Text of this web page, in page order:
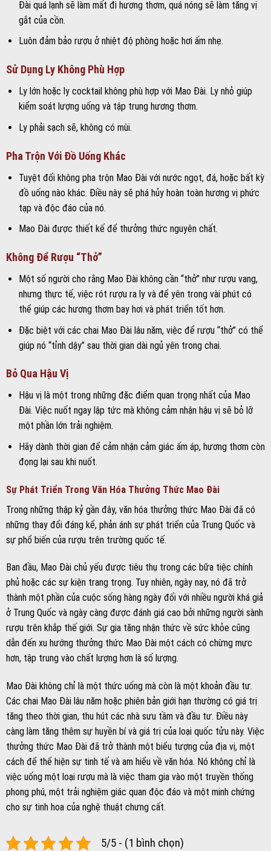
Đài quá lạnh sẽ làm mất đi hương thơm, quá nóng sẽ làm tăng vị
gắt của cồn.
Luôn đảm bảo rượu ở nhiệt độ phòng hoặc hơi ấm nhẹ.
Sử Dụng Ly Không Phù Hợp
Ly lớn hoặc ly cocktail không phù hợp với Mao Đài. Ly nhỏ giúp
kiểm soát lượng uống và tập trung hương thơm.
Ly phải sạch sẽ, không có mùi.
Pha Trộn Với Đồ Uống Khác
Tuyệt đối không pha trộn Mao Đài với nước ngọt, đá, hoặc bất kỳ
đồ uống nào khác. Điều này sẽ phá hủy hoàn toàn hương vị phức
tạp và độc đáo của nó.
Mao Đài được thiết kế để thưởng thức nguyên chất.
Không Để Rượu “Thở”
Một số người cho rằng Mao Đài không cần “thở” như rượu vang,
nhưng thực tế, việc rót rượu ra ly và để yên trong vài phút có
thể giúp các hương thơm bay hơi và phát triển tốt hơn.
Đặc biệt với các chai Mao Đài lâu năm, việc để rượu “thở” có thể
giúp nó “tỉnh dậy” sau thời gian dài ngủ yên trong chai.
Bỏ Qua Hậu Vị
Hậu vị là một trong những đặc điểm quan trọng nhất của Mao
Đài. Việc nuốt ngay lập tức mà không cảm nhận hậu vị sẽ bỏ lỡ
một phần lớn trải nghiệm.
Hãy dành thời gian để cảm nhận cảm giác ấm áp, hương thơm còn
đọng lại sau khi nuốt.
Sự Phát Triển Trong Văn Hóa Thưởng Thức Mao Đài
Trong những thập kỷ gần đây, văn hóa thưởng thức Mao Đài đã có
những thay đổi đáng kể, phản ánh sự phát triển của Trung Quốc và
sự phổ biến của rượu trên trường quốc tế.
Ban đầu, Mao Đài chủ yếu được tiêu thụ trong các bữa tiệc chính
phủ hoặc các sự kiện trang trọng. Tuy nhiên, ngày nay, nó đã trở
thành một phần của cuộc sống hàng ngày đối với nhiều người khá giả
ở Trung Quốc và ngày càng được đánh giá cao bởi những người sành
rượu trên khắp thế giới. Sự gia tăng nhận thức về sức khỏe cũng
dẫn đến xu hướng thưởng thức Mao Đài một cách có chừng mực
hơn, tập trung vào chất lượng hơn là số lượng.
Mao Đài không chỉ là một thức uống mà còn là một khoản đầu tư.
Các chai Mao Đài lâu năm hoặc phiên bản giới hạn thường có giá trị
tăng theo thời gian, thu hút các nhà sưu tầm và đầu tư. Điều này
càng làm tăng thêm sự huyền bí và giá trị của loại quốc tửu này. Việc
thưởng thức Mao Đài đã trở thành một biểu tượng của địa vị, một
cách để thể hiện sự tinh tế và am hiểu về văn hóa. Nó không chỉ là
việc uống một loại rượu mà là việc tham gia vào một truyền thống
phong phú, một trải nghiệm giác quan độc đáo và một minh chứng
cho sự tinh hoa của nghệ thuật chưng cất.
5/5 - (1 bình chọn)